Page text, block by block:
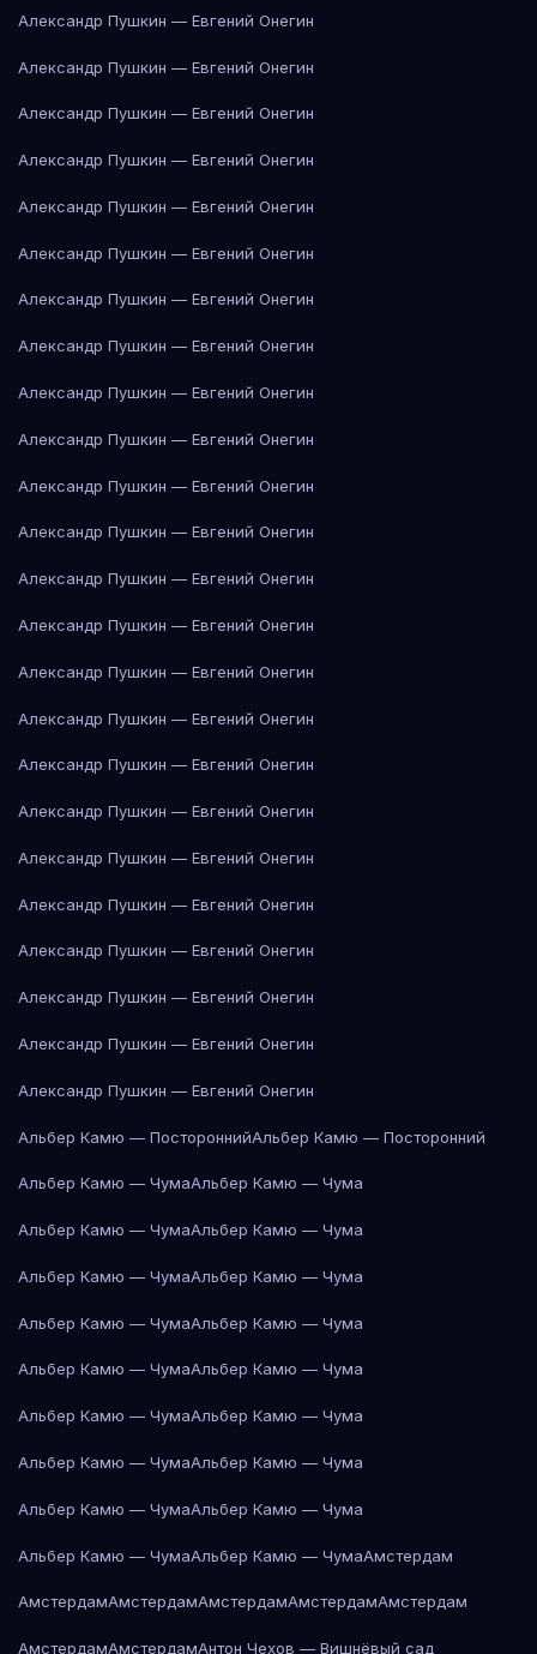
Александр Пушкин — Евгений Онегин
Александр Пушкин — Евгений Онегин
Александр Пушкин — Евгений Онегин
Александр Пушкин — Евгений Онегин
Александр Пушкин — Евгений Онегин
Александр Пушкин — Евгений Онегин
Александр Пушкин — Евгений Онегин
Александр Пушкин — Евгений Онегин
Александр Пушкин — Евгений Онегин
Александр Пушкин — Евгений Онегин
Александр Пушкин — Евгений Онегин
Александр Пушкин — Евгений Онегин
Александр Пушкин — Евгений Онегин
Александр Пушкин — Евгений Онегин
Александр Пушкин — Евгений Онегин
Александр Пушкин — Евгений Онегин
Александр Пушкин — Евгений Онегин
Александр Пушкин — Евгений Онегин
Александр Пушкин — Евгений Онегин
Александр Пушкин — Евгений Онегин
Александр Пушкин — Евгений Онегин
Александр Пушкин — Евгений Онегин
Александр Пушкин — Евгений Онегин
Александр Пушкин — Евгений Онегин
Альбер Камю — ПостороннийАльбер Камю — Посторонний
Альбер Камю — ЧумаАльбер Камю — Чума
Альбер Камю — ЧумаАльбер Камю — Чума
Альбер Камю — ЧумаАльбер Камю — Чума
Альбер Камю — ЧумаАльбер Камю — Чума
Альбер Камю — ЧумаАльбер Камю — Чума
Альбер Камю — ЧумаАльбер Камю — Чума
Альбер Камю — ЧумаАльбер Камю — Чума
Альбер Камю — ЧумаАльбер Камю — Чума
Альбер Камю — ЧумаАльбер Камю — ЧумаАмстердам
АмстердамАмстердамАмстердамАмстердамАмстердам
АмстердамАмстердамАнтон Чехов — Вишнёвый сад